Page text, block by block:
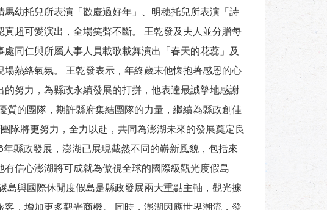
幼托兒所表演「歡慶過好年」、明穗托兒所表演「詩
超可愛演出，全場笑聲不斷。 王乾發及夫人並分贈每
同仁與所屬人事人員載歌載舞演出「春天的花蕊」及
場熱絡氣氛。 王乾發表示，年終歲末他懷抱著感恩的心
努力，為縣政永續發展的打拼，他表達最誠摯地感謝
質的團隊，期許縣府集結團隊的力量，繼續為縣政創佳
隊將更努力，全力以赴，共同為澎湖未來的發展奠定良
縣政發展，澎湖已展現截然不同的嶄新風貌，包括來
信心澎湖將可成就為傲視全球的國際級觀光度假島
島與國際休閒度假島是縣政發展兩大重點主軸，觀光據